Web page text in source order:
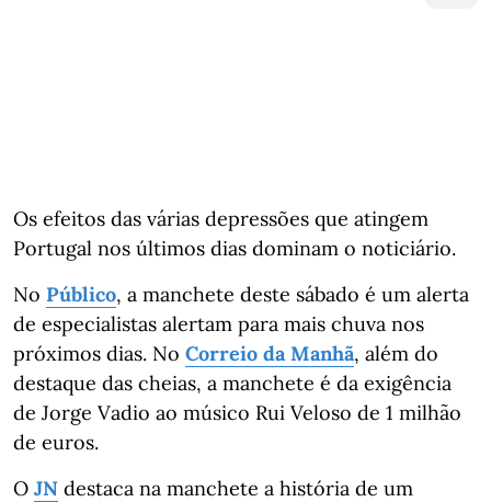
Os efeitos das várias depressões que atingem
Portugal nos últimos dias dominam o noticiário.
No Público, a manchete deste sábado é um alerta
de especialistas alertam para mais chuva nos
próximos dias. No Correio da Manhã, além do
destaque das cheias, a manchete é da exigência
de Jorge Vadio ao músico Rui Veloso de 1 milhão
de euros.
O JN destaca na manchete a história de um